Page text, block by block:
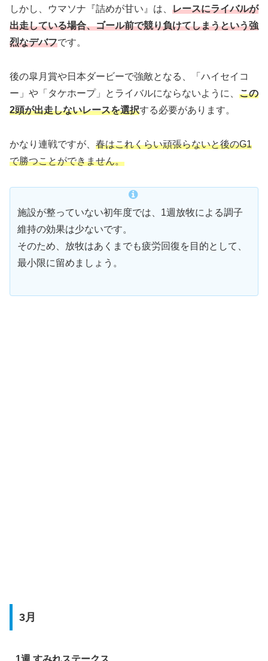
しかし、ウマソナ『詰めが甘い』は、 レースにライバルが
出走している場合、ゴール前で競り負けてしまうという強
烈なデバフです。
後の皐月賞や日本ダービーで強敵となる、「ハイセイコ
ー」や「タケホープ」とライバルにならないように、 この
2頭が出走しないレースを選択する必要があります。
かなり連戦ですが、 春はこれくらい頑張らないと後のG1
で勝つことができません。
施設が整っていない初年度では、1週放牧による調子
維持の効果は少ないです。
そのため、放牧はあくまでも疲労回復を目的として、
最小限に留めましょう。
3月